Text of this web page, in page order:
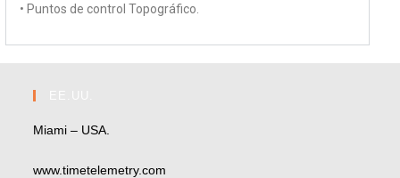
• Puntos de control Topográfico.
Miami – USA.
www.timetelemetry.com